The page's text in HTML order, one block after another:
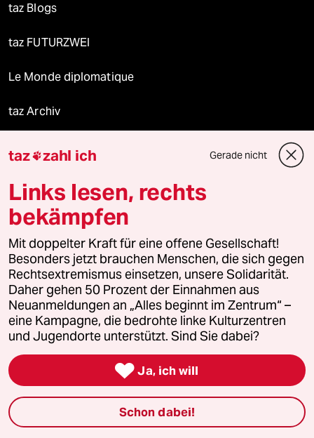
taz Blogs
taz FUTURZWEI
Le Monde diplomatique
taz Archiv
Reisen
Kantine
Shop
Anzeigen
Fragen & Hilfe
Feedback
taz zahl ich Gerade nicht
Links lesen, rechts
bekämpfen
Mit doppelter Kraft für eine offene Gesellschaft!
Besonders jetzt brauchen Menschen, die sich gegen
Rechtsextremismus einsetzen, unsere Solidarität.
Daher gehen 50 Prozent der Einnahmen aus
Neuanmeldungen an „Alles beginnt im Zentrum“ –
eine Kampagne, die bedrohte linke Kulturzentren
und Jugendorte unterstützt. Sind Sie dabei?
 Ja, ich will
Schon dabei!